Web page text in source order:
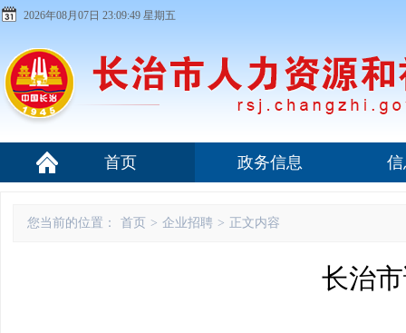
2026年08月07日 23:09:50 星期五
首页 政务信息
您当前的位置： 首页 > 企业招聘 > 正文内容
长治